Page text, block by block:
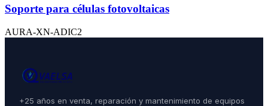
Soporte para células fotovoltaicas
AURA-XN-ADIC2
+25 años en venta, reparación y mantenimiento de equipos